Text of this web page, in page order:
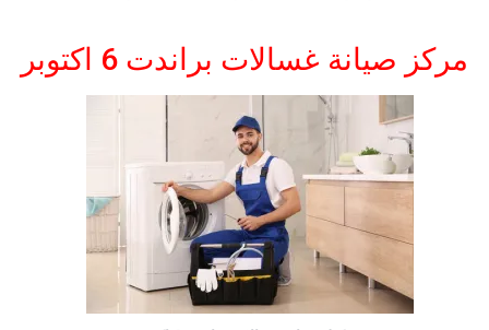
مركز صيانة غسالات براندت 6 اكتوبر